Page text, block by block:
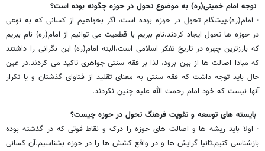
توجه امام خمینی(ره) به موضوع تحول در حوزه چگونه بوده است؟
- امام(ره)،پیشگام تحول در حوزه بوده است، اگر بخواهیم از کسانی که به نوعی
در حوزه ها تحول ایجاد کردند،نام ببریم با قطعیت می توانیم از امام(ره) نام ببریم
که بارزترین چهره در تاریخ تفکر اسلامی است،البته امام(ره) این نگرانی را داشتند
که مبادا اصالت ها از بین برود، لذا بر فقه سنتی جواهری تاکید می کردند.در عین
حال باید توجه داشت که فقه سنتی به معنای تقلید از فتاوای گذشتان و یا تکرار
آنها نیست که خود امام رحمت الله علیه چنین نکردند.
بایسته های توسعه و تقویت فرهنگ تحول در حوزه چیست؟
- اولا باید ریشه ها و اصالت های حوزه را درک و نقاط قوتی که در گذشته بوده
بازشناسی کنیم.ثانیا گرایش ها و در واقع کشش ها را در حوزه بشناسیم.آن کسانی